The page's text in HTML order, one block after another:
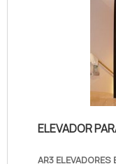
ELEVADOR
AR3 ELEVADORES